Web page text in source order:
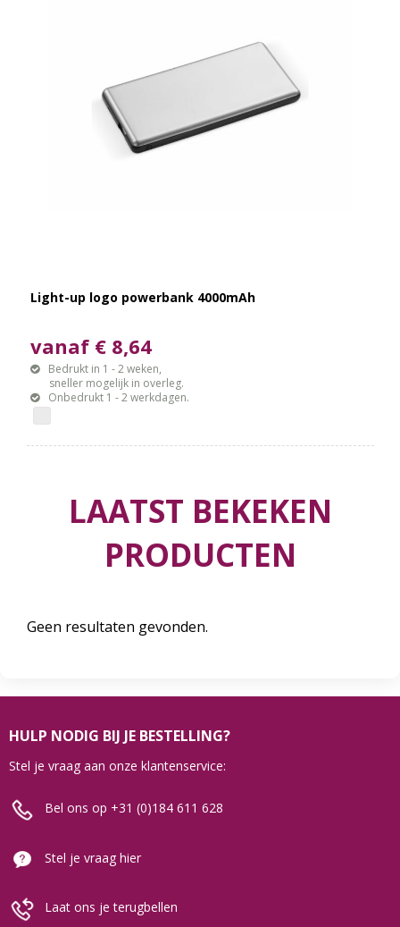
Light-up logo powerbank 4000mAh
vanaf € 8,64
Bedrukt in 1 - 2 weken,
sneller mogelijk in overleg.
Onbedrukt 1 - 2 werkdagen.
LAATST BEKEKEN
PRODUCTEN
Geen resultaten gevonden.
HULP NODIG BIJ JE BESTELLING?
Stel je vraag aan onze klantenservice:
Bel ons op +31 (0)184 611 628
Stel je vraag hier
Laat ons je terugbellen